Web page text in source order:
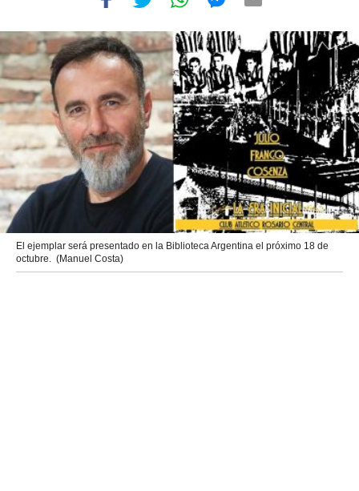
El ejemplar será presentado en la Biblioteca Argentina el próximo 18 de
octubre. (Manuel Costa)